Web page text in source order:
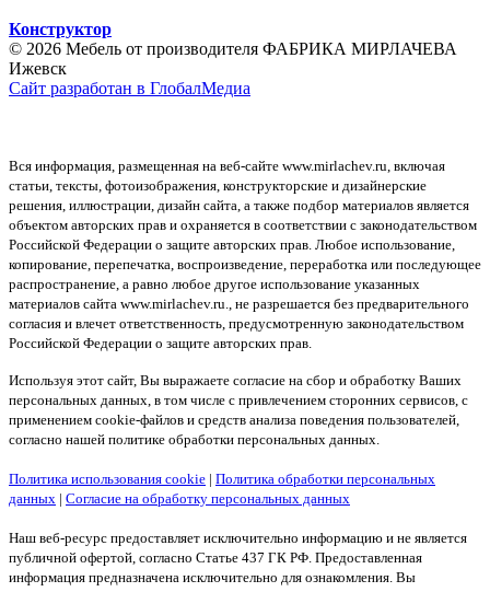
Конструктор
© 2026 Мебель от производителя ФАБРИКА МИРЛАЧЕВА
Ижевск
Сайт разработан в ГлобалМедиа
Вся информация, размещенная на веб-сайте www.mirlachev.ru, включая
статьи, тексты, фотоизображения, конструкторские и дизайнерские
решения, иллюстрации, дизайн сайта, а также подбор материалов является
объектом авторских прав и охраняется в соответствии с законодательством
Российской Федерации о защите авторских прав. Любое использование,
копирование, перепечатка, воспроизведение, переработка или последующее
распространение, а равно любое другое использование указанных
материалов сайта www.mirlachev.ru., не разрешается без предварительного
согласия и влечет ответственность, предусмотренную законодательством
Российской Федерации о защите авторских прав.
Используя этот сайт, Вы выражаете согласие на сбор и обработку Ваших
персональных данных, в том числе с привлечением сторонних сервисов, с
применением cookie-файлов и средств анализа поведения пользователей,
согласно нашей политике обработки персональных данных.
Политика использования cookie | Политика обработки персональных
данных | Согласие на обработку персональных данных
Наш веб-ресурс предоставляет исключительно информацию и не является
публичной офертой, согласно Статье 437 ГК РФ. Предоставленная
информация предназначена исключительно для ознакомления. Вы